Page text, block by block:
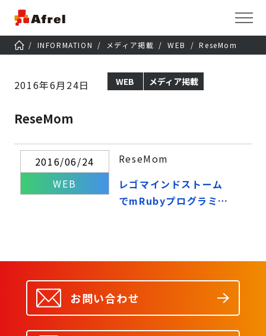
INFORMATION メディア掲載 WEB ReseMom
2016年6月24日 WEB メディア掲載
ReseMom
2016/06/24
WEB
ReseMom
レゴマインドストーム
でmRubyプログラミ
お問い合わせ